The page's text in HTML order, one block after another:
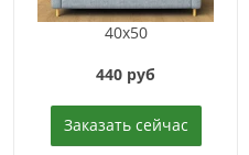
40x50
440 руб
Заказать сейчас